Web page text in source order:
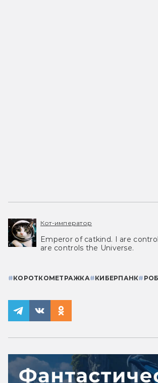
Кот-император
Emperor of catkind. I are
are controls the Universe.
#КОРОТКОМЕТРАЖКА#КИБЕРПАНК#